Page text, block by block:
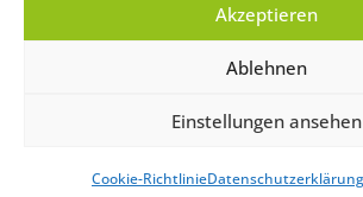
Akzeptieren
Ablehnen
Einstellungen ansehen
Cookie-RichtlinieDatenschutzerklärung
Datenschutzerklärung
Cookie-Richtlinie (EU)